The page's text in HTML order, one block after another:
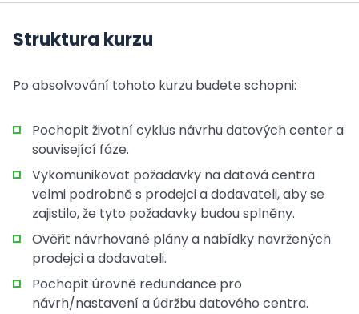
Struktura kurzu
Po absolvování tohoto kurzu budete schopni:
Pochopit životní cyklus návrhu datových center a
související fáze.
Vykomunikovat požadavky na datová centra
velmi podrobně s prodejci a dodavateli, aby se
zajistilo, že tyto požadavky budou splněny.
Ověřit návrhované plány a nabídky navržených
prodejci a dodavateli.
Pochopit úrovně redundance pro
návrh/nastavení a údržbu datového centra.